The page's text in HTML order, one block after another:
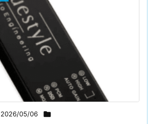
2026/05/06 